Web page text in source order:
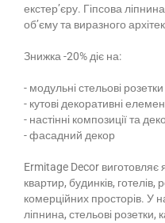
екстер’єру. Гіпсова
об’єму та виразного
Знижка -20% діє на:
- модульні стельові розетки
- кутові декоративні
- настінні композиції та
- фасадний декор
Ermitage Decor виготовляє
квартир, будинків, готелів,
комерційних просторів. У
ліпнина, стельові розетки,